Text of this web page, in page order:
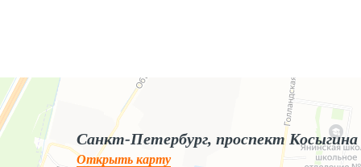
Яндекс.Карты
Яндекс.Карты — поиск мест и адресов, городской транспорт
Санкт-Петербург, проспект Косыгина
Открыть карту